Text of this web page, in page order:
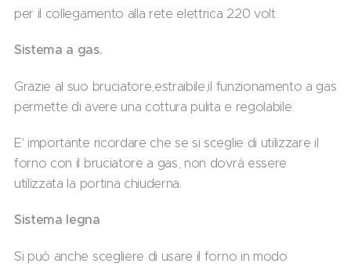
per il collegamento alla rete elettrica 220 volt.
Sistema a gas.
Grazie al suo bruciatore,estraibile,il funzionamento a gas
permette di avere una cottura pulita e regolabile.
E' importante ricordare che se si sceglie di utilizzare il
forno con il bruciatore a gas, non dovrà essere
utilizzata la portina chiuderna.
Sistema legna
Si può anche scegliere di usare il forno in modo